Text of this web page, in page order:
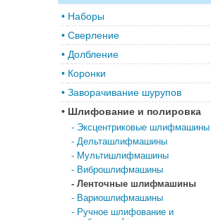
• Наборы
• Сверление
• Долбление
• Коронки
• Заворачивание шурупов
• Шлифование и полировка
- Эксцентриковые шлифмашины
- Дельташлифмашины
- Мультишлифмашины
- Виброшлифмашины
- Ленточные шлифмашины
- Вариошлифмашины
- Ручное шлифование и